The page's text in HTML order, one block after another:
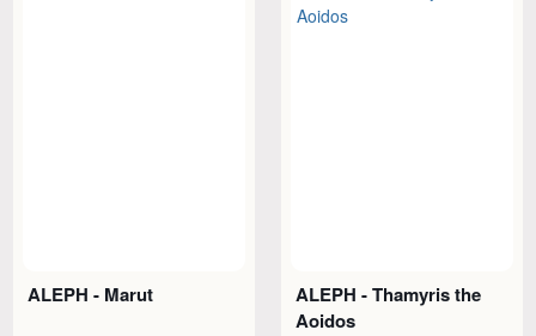
ALEPH - Marut
ALEPH - Thamyris the
Aoidos